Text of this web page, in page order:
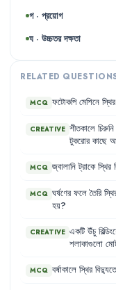
গ · প্রয়োগ
ঘ · উচ্চতর দক্ষতা
RELATED
MCQ ফটোকপি মেশিনে স্থির
CREATIVE শীতকালে চিরুনি
টুকরোর কাছে
প্রকম্পিত করে
পরমাণুর কেন্দ্রে
ফেলা হয়
MCQ জ্বালানি ট্রাকে স্থির
MCQ ঘর্ষণের ফলে তৈরি
হয়?
CREATIVE একটি উঁচু
শলাকাগুলো
MCQ বর্ষাকালে স্থির